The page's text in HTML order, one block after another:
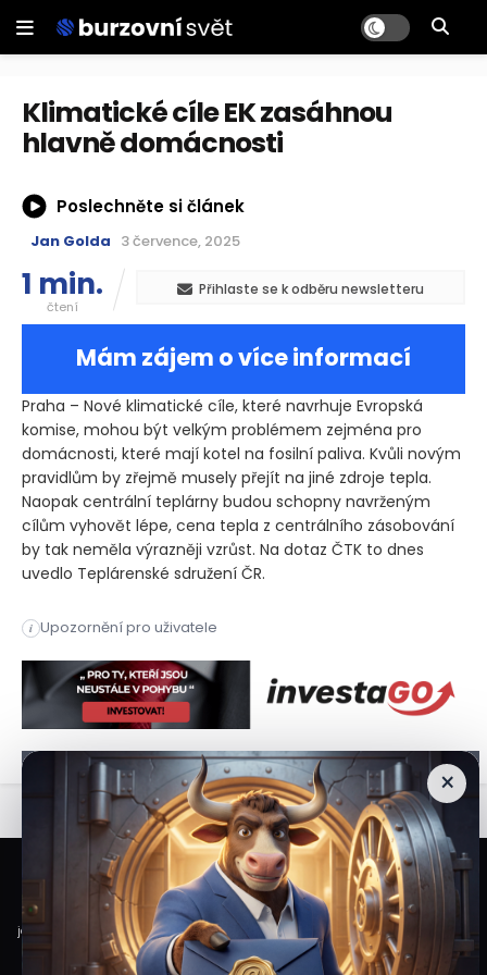
Klimatické cíle EK zasáhnou
hlavně domácnosti
Poslechněte si článek
Jan Golda 3 července, 2025
1 min.
čtení
Přihlaste se k odběru newsletteru
Mám zájem o více informací
Praha – Nové klimatické cíle, které navrhuje Evropská
komise, mohou být velkým problémem zejména pro
domácnosti, které mají kotel na fosilní paliva. Kvůli novým
pravidlům by zřejmě musely přejít na jiné zdroje tepla.
Naopak centrální teplárny budou schopny navrženým
cílům vyhovět lépe, cena tepla z centrálního zásobování
by tak neměla výrazněji vzrůst. Na dotaz ČTK to dnes
uvedlo Teplárenské sdružení ČR.
i Upozornění pro uživatele
Praha – Nové klimatické cíle, které navrhuje Evropská
×
Veškeré informace a materiály zveřejněné na internetových stránkách
Burzovního Světa vycházejí z veřejně dostupných a důvěryhodných zdrojů. Při
jejich zpracování je postupováno s odbornou péčí a cílem poskytovat čtenářům
objektivní, aktuální a srozumitelné informace. Obsah internetových stránek